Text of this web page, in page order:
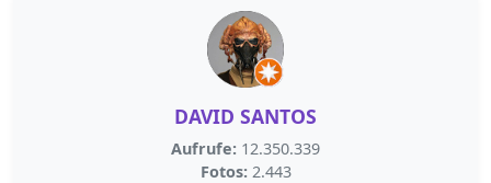
DAVID SANTOS
Aufrufe: 12.350.339
Fotos: 2.443